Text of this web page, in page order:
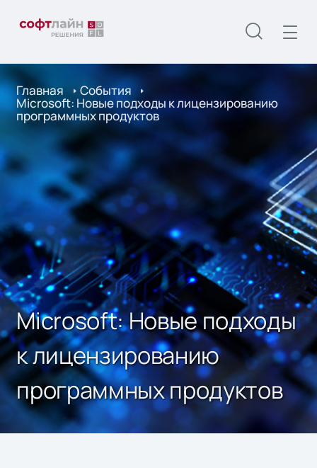
Главная События
Microsoft: Новые подходы к лицензированию
программных продуктов
Microsoft: Новые подходы
к лицензированию
программных продуктов